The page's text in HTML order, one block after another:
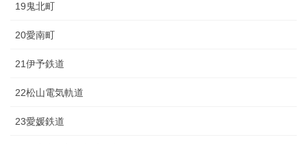
19鬼北町
20愛南町
21伊予鉄道
22松山電気軌道
23愛媛鉄道